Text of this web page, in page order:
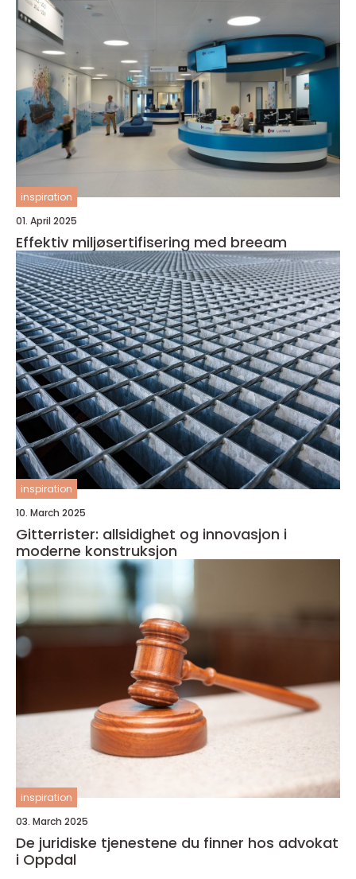
inspiration
01. April 2025
Effektiv miljøsertifisering med breeam
inspiration
10. March 2025
Gitterrister: allsidighet og innovasjon i
moderne konstruksjon
inspiration
03. March 2025
De juridiske tjenestene du finner hos advokat
i Oppdal